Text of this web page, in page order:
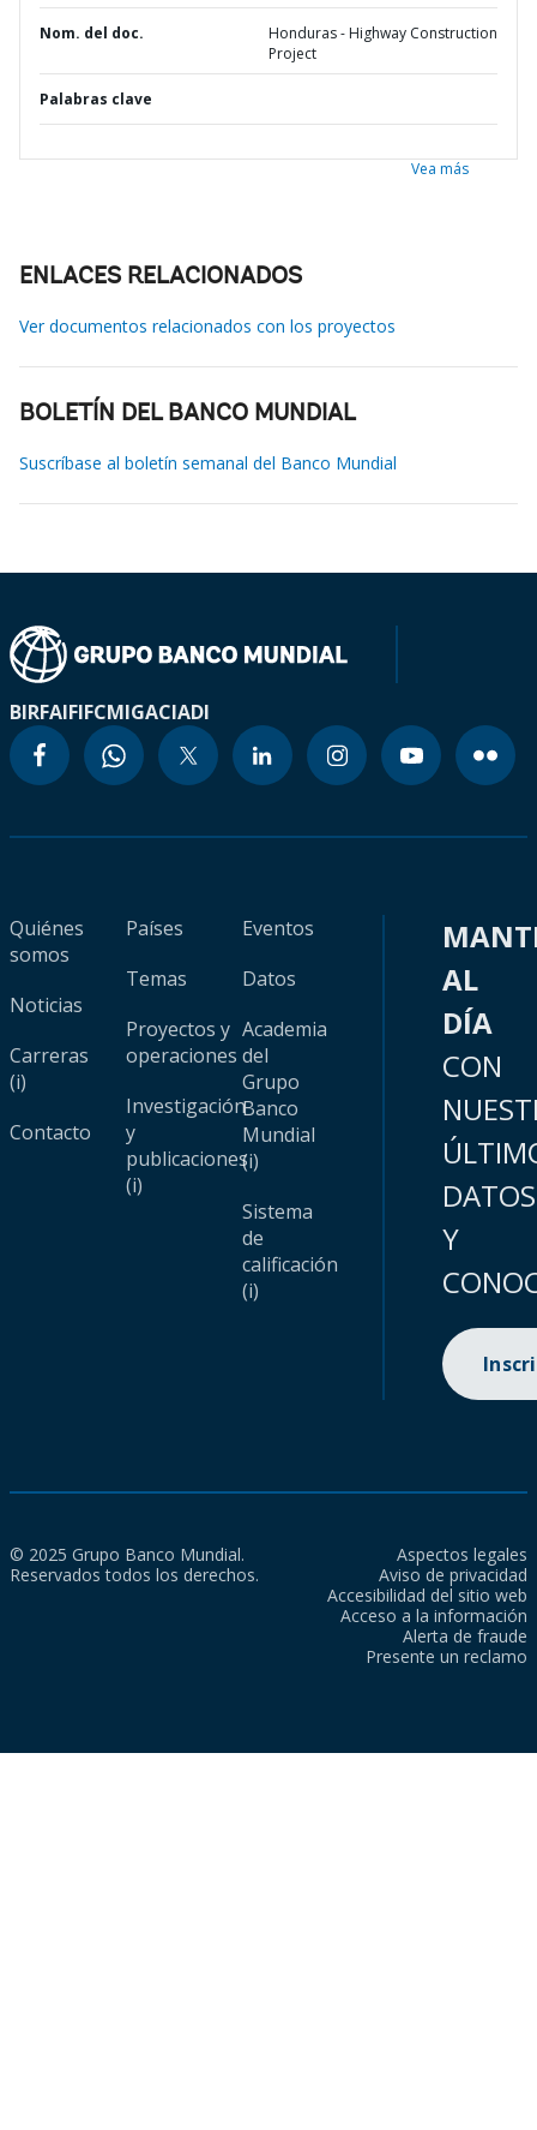
Nom. del doc.
Honduras - Highway Construction
Project
Palabras clave
Vea más
ENLACES RELACIONADOS
Ver documentos relacionados con los proyectos
BOLETÍN DEL BANCO MUNDIAL
Suscríbase al boletín semanal del Banco Mundial
BIRFAIFIFCMIGACIADI
Quiénes
somos
Noticias
Carreras
(i)
Contacto
Países
Temas
Proyectos y
operaciones
Investigación
y
publicaciones
(i)
Eventos
Datos
Academia
del
Grupo
Banco
Mundial
(i)
Sistema
de
calificación
(i)
AL
DÍA
CON
DATOS
Y
© 2025 Grupo Banco Mundial.
Reservados todos los derechos.
Aspectos legales
Aviso de privacidad
Accesibilidad del sitio web
Acceso a la información
Alerta de fraude
Presente un reclamo